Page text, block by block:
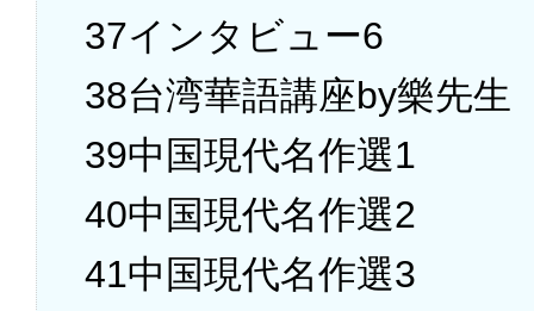
37インタビュー6
38台湾華語講座by樂先生
39中国現代名作選1
40中国現代名作選2
41中国現代名作選3